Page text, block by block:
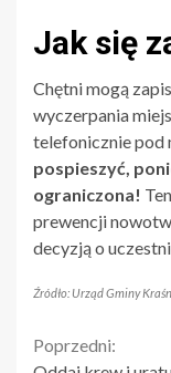
Jak się
Chętni mogą
wyczerpania
telefonicznie pod
pospieszyć,
ograniczona!
prewencji
decyzją o
Źródło: Urząd Gminy
Continue
Poprzedni: